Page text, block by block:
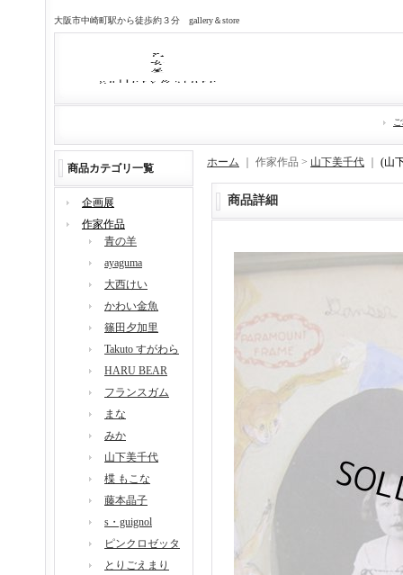
大阪市中崎町駅から徒歩約３分 gallery＆store
商品カテゴリ一覧
企画展
作家作品
青の羊
ayaguma
大西けい
かわい金魚
篠田夕加里
Takuto すがわら
HARU BEAR
フランスガム
まな
みか
山下美千代
楪 もこな
藤本晶子
s・guignol
ピンクロゼッタ
とりごえまり
ホーム ｜ 作家作品 > 山下美千代 (山
商品詳細